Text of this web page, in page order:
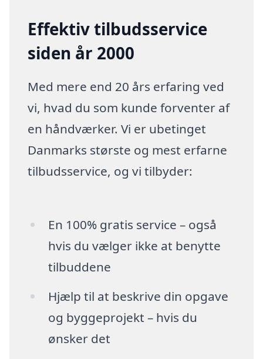
Effektiv tilbudsservice
siden år 2000
Med mere end 20 års erfaring ved
vi, hvad du som kunde forventer af
en håndværker. Vi er ubetinget
Danmarks største og mest erfarne
tilbudsservice, og vi tilbyder:
En 100% gratis service – også
hvis du vælger ikke at benytte
tilbuddene
Hjælp til at beskrive din opgave
og byggeprojekt – hvis du
ønsker det